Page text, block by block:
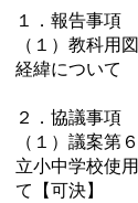
１．報告事項
（１）教科用
経緯について
２．協議事項
（１）議案第
立小中学校使
て【可決】